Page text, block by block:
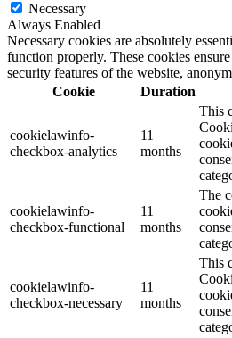
Necessary
Always Enabled
Necessary cookies are absolutely
function properly. These cookies
security features of the website,
Cookie
Duration
cookielawinfo-
checkbox-analytics
11
months
This
cookielawinfo-
checkbox-functional
11
months
The
cookielawinfo-
checkbox-necessary
11
months
This